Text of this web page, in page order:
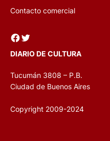
Contacto comercial
Facebook Twitter
DIARIO DE CULTURA
Tucumán 3808 – P.B.
Ciudad de Buenos Aires
Copyright 2009-2024